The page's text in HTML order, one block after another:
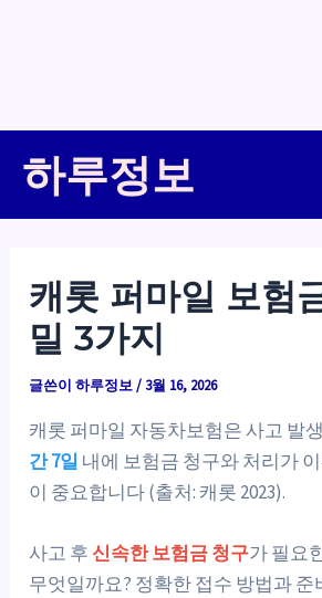
하루정보
캐롯 퍼마일 보험
밀 3가지
글쓴이하루정보/ 3월 16, 2026
캐롯 퍼마일 자동차보험은 사고 발
간 7일 내에 보험금 청구와 처리가
이 중요합니다 (출처: 캐롯 2023).
사고 후 신속한 보험금 청구가 필요
무엇일까요? 정확한 접수 방법과